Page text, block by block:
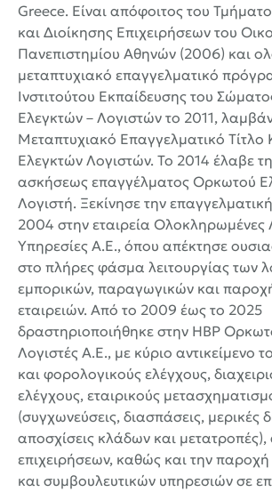
Greece. Είναι απόφοιτος του
και Διοίκησης Επιχειρήσεων του
Πανεπιστημίου Αθηνών (2006) και
μεταπτυχιακό επαγγελματικό
Ινστιτούτου Εκπαίδευσης του
Ελεγκτών – Λογιστών το 2011,
Μεταπτυχιακό Επαγγελματικό Τίτλο
Ελεγκτών Λογιστών. Το 2014 έλαβε
ασκήσεως επαγγέλματος Ορκωτού
Λογιστή. Ξεκίνησε την
2004 στην εταιρεία Ολοκληρωμένες
Υπηρεσίες Α.Ε., όπου απέκτησε
στο πλήρες φάσμα λειτουργίας των
εμπορικών, παραγωγικών και
εταιρειών. Από το 2009 έως το 2025
δραστηριοποιήθηκε στην HBP
Λογιστές Α.Ε., με κύριο αντικείμενο
και φορολογικούς ελέγχους,
ελέγχους, εταιρικούς
(συγχωνεύσεις, διασπάσεις, μερικές
αποσχίσεις κλάδων και μετατροπές),
επιχειρήσεων, καθώς και την
και συμβουλευτικών υπηρεσιών σε